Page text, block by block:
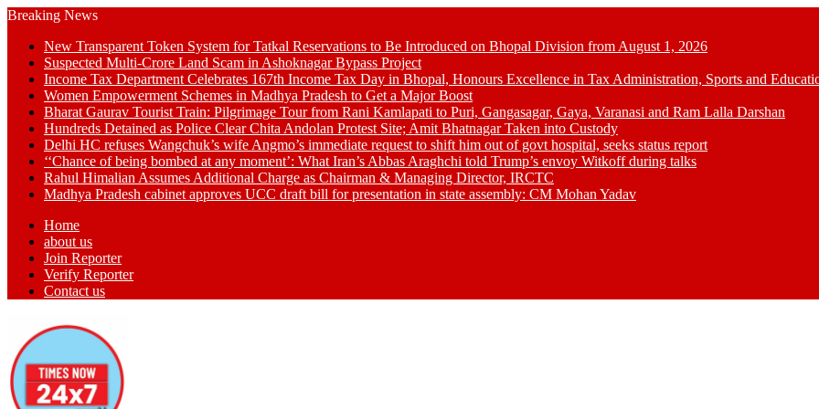
Breaking News
New Transparent Token System for Tatkal Reservations to Be Introduced on Bhopal Division from August 1, 2026
Suspected Multi-Crore Land Scam in Ashoknagar Bypass Project
Income Tax Department Celebrates 167th Income Tax Day in Bhopal, Honours Excellence in Tax Administration, Sports and
Women Empowerment Schemes in Madhya Pradesh to Get a Major Boost
Bharat Gaurav Tourist Train: Pilgrimage Tour from Rani Kamlapati to Puri, Gangasagar, Gaya, Varanasi and Ram Lalla Darshan
Hundreds Detained as Police Clear Chita Andolan Protest Site; Amit Bhatnagar Taken into Custody
Delhi HC refuses Wangchuk’s wife Angmo’s immediate request to shift him out of govt hospital, seeks status report
‘‘Chance of being bombed at any moment’: What Iran’s Abbas Araghchi told Trump’s envoy Witkoff during talks
Rahul Himalian Assumes Additional Charge as Chairman & Managing Director, IRCTC
Madhya Pradesh cabinet approves UCC draft bill for presentation in state assembly: CM Mohan Yadav
Home
about us
Join Reporter
Verify Reporter
Contact us